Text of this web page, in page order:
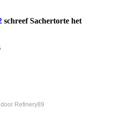
schreef Sachertorte het
Refinery89